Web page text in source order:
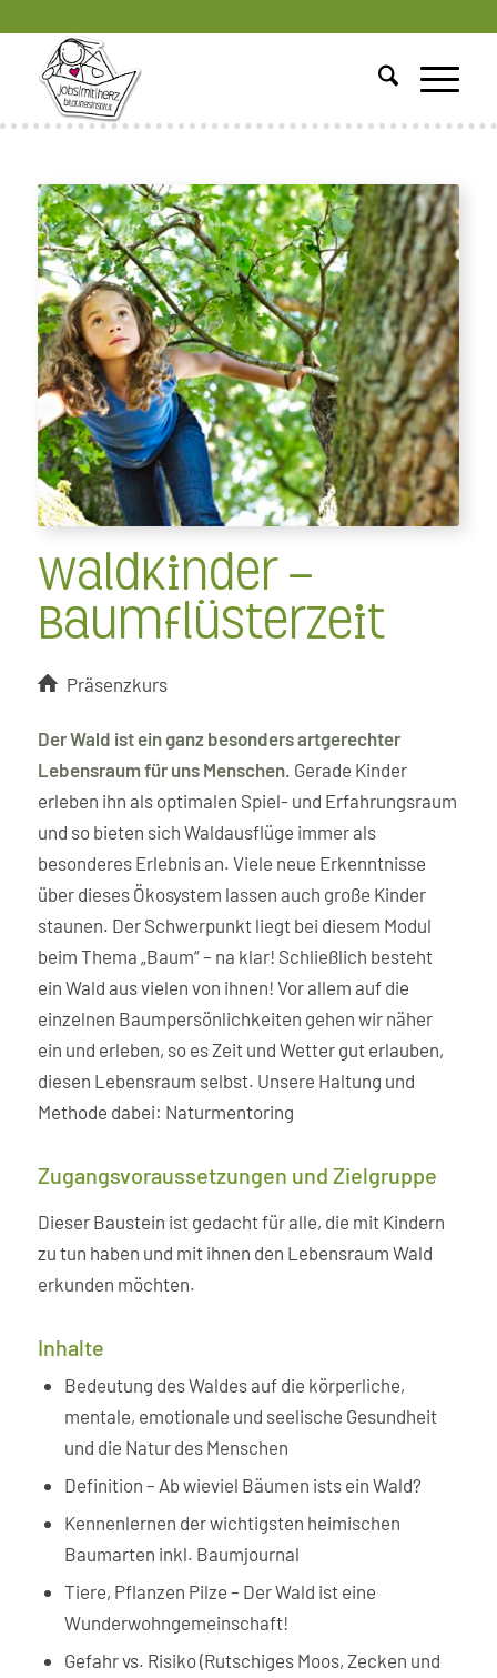
Waldkinder –
Baumflüsterzeit
Präsenzkurs
Der Wald ist ein ganz besonders artgerechter
Lebensraum für uns Menschen. Gerade Kinder
erleben ihn als optimalen Spiel- und Erfahrungsraum
und so bieten sich Waldausflüge immer als
besonderes Erlebnis an. Viele neue Erkenntnisse
über dieses Ökosystem lassen auch große Kinder
staunen. Der Schwerpunkt liegt bei diesem Modul
beim Thema „Baum“ – na klar! Schließlich besteht
ein Wald aus vielen von ihnen! Vor allem auf die
einzelnen Baumpersönlichkeiten gehen wir näher
ein und erleben, so es Zeit und Wetter gut erlauben,
diesen Lebensraum selbst. Unsere Haltung und
Methode dabei: Naturmentoring
Zugangsvoraussetzungen und Zielgruppe
Dieser Baustein ist gedacht für alle, die mit Kindern
zu tun haben und mit ihnen den Lebensraum Wald
erkunden möchten.
Inhalte
Bedeutung des Waldes auf die körperliche,
mentale, emotionale und seelische Gesundheit
und die Natur des Menschen
Definition – Ab wieviel Bäumen ists ein Wald?
Kennenlernen der wichtigsten heimischen
Baumarten inkl. Baumjournal
Tiere, Pflanzen Pilze – Der Wald ist eine
Wunderwohngemeinschaft!
Gefahr vs. Risiko (Rutschiges Moos, Zecken und